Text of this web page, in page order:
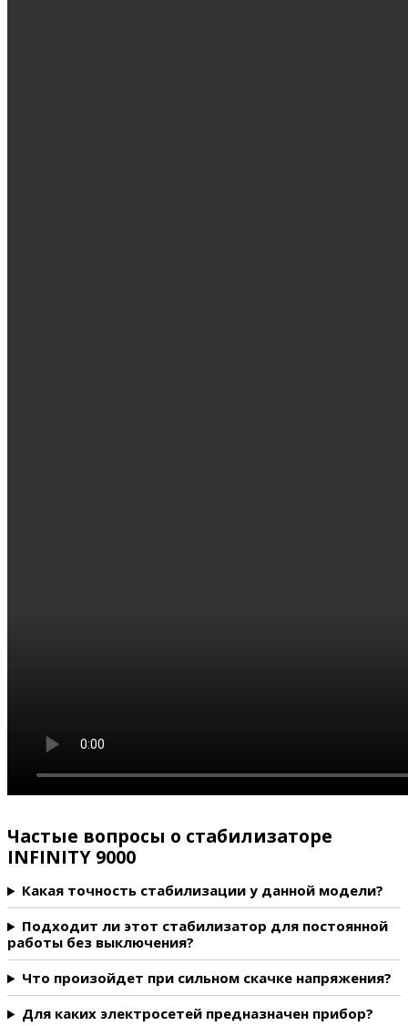
Частые вопросы о стабилизаторе
INFINITY 9000
Какая точность стабилизации у данной модели?
Подходит ли этот стабилизатор для постоянной
работы без выключения?
Что произойдет при сильном скачке напряжения?
Для каких электросетей предназначен прибор?